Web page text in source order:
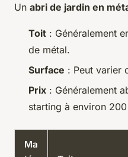
Un abri de jardin en
Toit : Généralement
de métal.
Surface : Peut varier
Prix : Généralement
starting à environ
Ma